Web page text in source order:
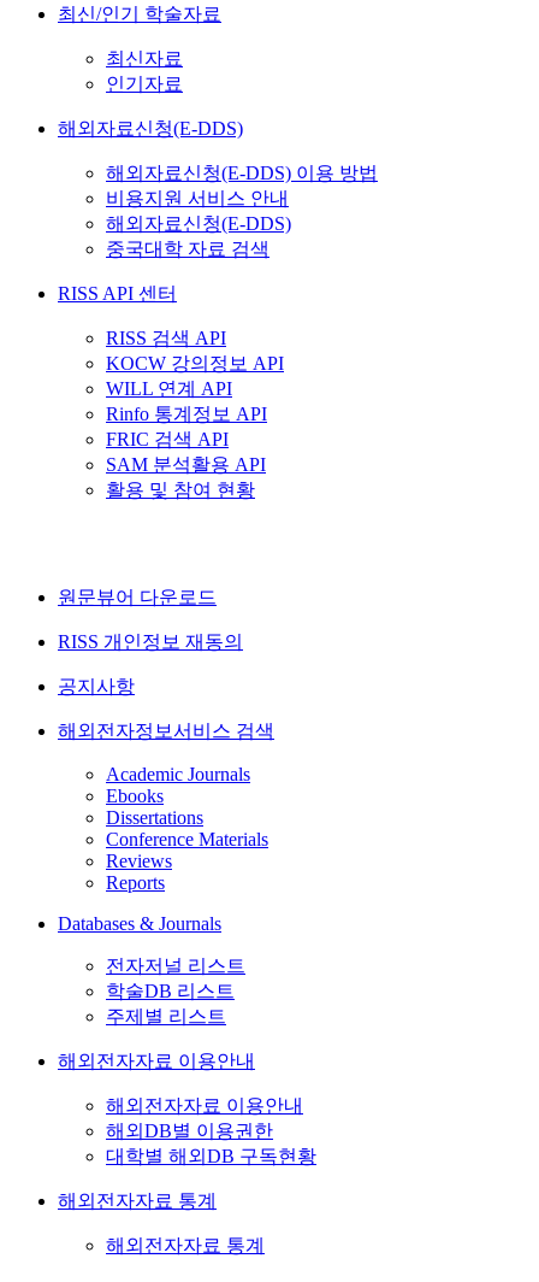
최신/인기 학술자료
최신자료
인기자료
해외자료신청(E-DDS)
해외자료신청(E-DDS) 이용 방법
비용지원 서비스 안내
해외자료신청(E-DDS)
중국대학 자료 검색
RISS API 센터
RISS 검색 API
KOCW 강의정보 API
WILL 연계 API
Rinfo 통계정보 API
FRIC 검색 API
SAM 분석활용 API
활용 및 참여 현황
원문뷰어 다운로드
RISS 개인정보 재동의
공지사항
해외전자정보서비스 검색
Academic Journals
Ebooks
Dissertations
Conference Materials
Reviews
Reports
Databases & Journals
전자저널 리스트
학술DB 리스트
주제별 리스트
해외전자자료 이용안내
해외전자자료 이용안내
해외DB별 이용권한
대학별 해외DB 구독현황
해외전자자료 통계
해외전자자료 통계